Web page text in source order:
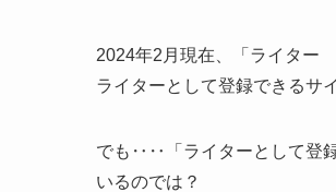
2024年2月現在、「ライター
ライターとして登録できるサ
でも‥‥「ライターとして登
いるのでは？